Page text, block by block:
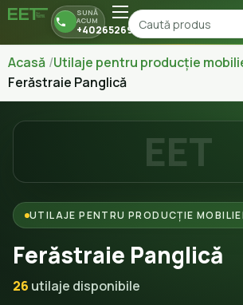
SUNĂ
ACUM
+40265269150
Acasă Utilaje pentru producție
Ferăstraie Panglică
UTILAJE PENTRU PRODUCȚIE
Ferăstraie Panglică
26 utilaje disponibile
EET